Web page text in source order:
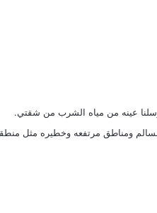
عينه من مياه الشرب من شقتي.
ومناطق مرتفعه وخطيره مثل